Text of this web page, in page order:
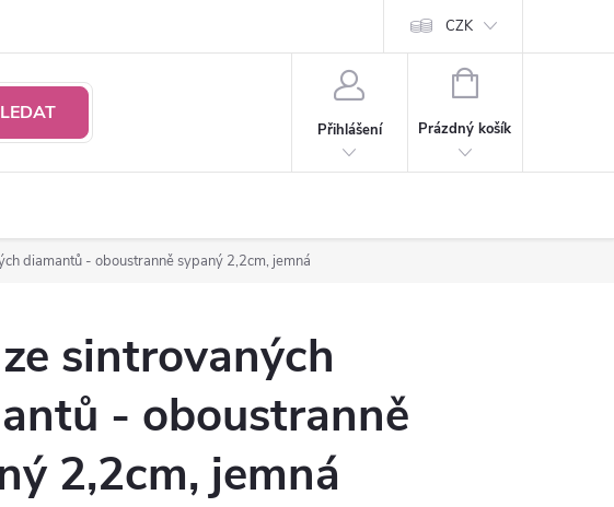
CZK
Přihlášení
NÁKUPNÍ
Prázdný košík
diamantů - oboustranně sypaný 2,2cm, jemná
sintrovaných
- oboustranně
2,2cm, jemná